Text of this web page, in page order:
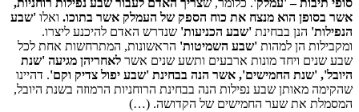
אשר בסופן הוא מנצח את כוח הספק של העמלק אשר בתוכו. ואלו 'שבע
הנפילות' הנן בבחינת 'שבע הכניעות' שנדרש האדם להיכנע ליצרו.
ומקבילות הן למהות 'שבע השמיטות' הראשונות, המתרחשות אחת לכל
שבע שנים ויחד מונות ארבעים ותשע שנים אשר לאחריהן מגיעה 'שנת
היובל', 'שנת החמישים', אשר הנה בבחינת 'שבע יפול צדיק וקם'. דהיינו
שהקימה מאותן שבע נפילות הנה בבחינת הרוחניות הרמוזה בשנת היובל,
המסמלת את שער החמישים של הקדושה. (…)